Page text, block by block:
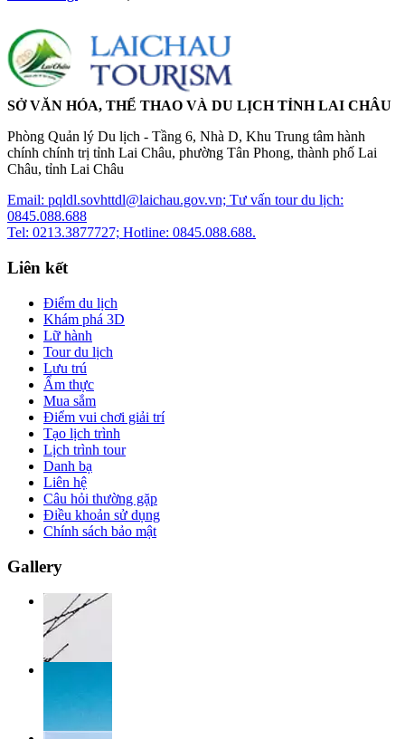
SỞ VĂN HÓA, THỂ THAO VÀ DU LỊCH TỈNH LAI CHÂU
Phòng Quản lý Du lịch - Tầng 6, Nhà D, Khu Trung tâm hành
chính chính trị tỉnh Lai Châu, phường Tân Phong, thành phố Lai
Châu, tỉnh Lai Châu
Email: pqldl.sovhttdl@laichau.gov.vn; Tư vấn tour du lịch:
0845.088.688
Tel: 0213.3877727; Hotline: 0845.088.688.
Liên kết
Điểm du lịch
Khám phá 3D
Lữ hành
Tour du lịch
Lưu trú
Ẩm thực
Mua sắm
Điểm vui chơi giải trí
Tạo lịch trình
Lịch trình tour
Danh bạ
Liên hệ
Câu hỏi thường gặp
Điều khoản sử dụng
Chính sách bảo mật
Gallery